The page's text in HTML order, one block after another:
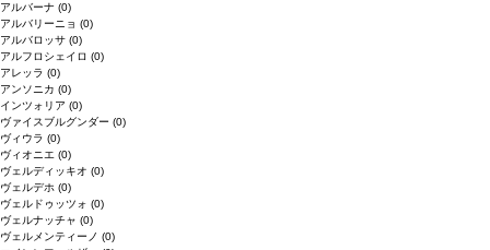
アルバーナ (0)
アルバリーニョ (0)
アルバロッサ (0)
アルフロシェイロ (0)
アレッラ (0)
アンソニカ (0)
インツォリア (0)
ヴァイスブルグンダー (0)
ヴィウラ (0)
ヴィオニエ (0)
ヴェルディッキオ (0)
ヴェルデホ (0)
ヴェルドゥッツォ (0)
ヴェルナッチャ (0)
ヴェルメンティーノ (0)